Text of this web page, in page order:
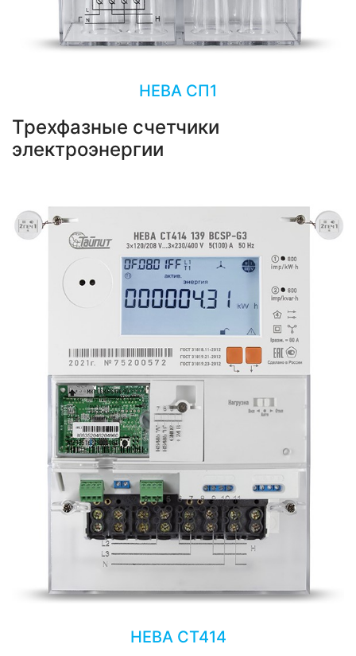
НЕВА СП1
Трехфазные счетчики
электроэнергии
НЕВА СТ414